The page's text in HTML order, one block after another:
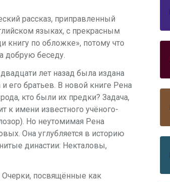
рассказ, приправленный
языках, с прекрасным
по обложке», потому что
добрую беседу.
лет назад была издана
его братьев. В новой книге Рена
кто были их предки? Задача,
к имени известного учёного-
Но неутомимая Рена
Она углубляется в историю
династии: Некталовы,
Очерки, посвящённые как